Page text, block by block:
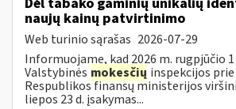
naujų kainų patvirtinimo
Web turinio sąrašas 2026-07-29
Informuojame, kad 2026 m. rugpjūčio
Valstybinės mokesčių inspekcijos
Respublikos finansų ministerijos
liepos 23 d. įsakymas...